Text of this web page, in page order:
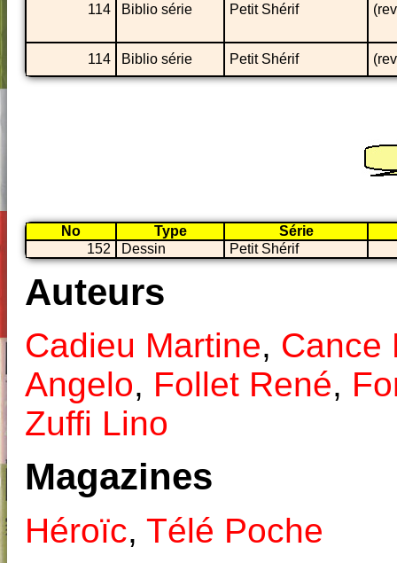
114 Biblio série Petit Shérif
114 Biblio série Petit Shérif
No Type
Série
152
Dessin Petit Shérif
Auteurs
Cadieu Martine, Cance
Angelo, Follet René,
Zuffi Lino
Magazines
Héroïc, Télé Poche